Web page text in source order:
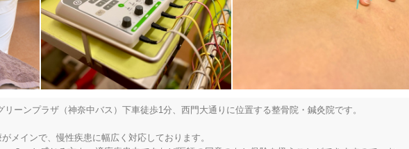
ーンプラザ（神奈中バス）下車徒歩1分、西門大通りに位置する整骨院・鍼灸院です。
メインで、慢性疾患に幅広く対応しております。